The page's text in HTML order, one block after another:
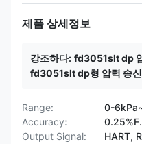
제품 상세정보
강조하다: fd3051slt dp
fd3051slt dp형 압력 송
Range:
0-
Accuracy:
Output Signal:
HART,